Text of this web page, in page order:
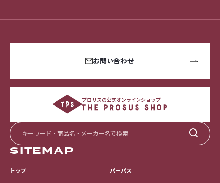
お問い合わせ
プロサスの公式オンラインショップ
SITEMAP
トップ パーパス